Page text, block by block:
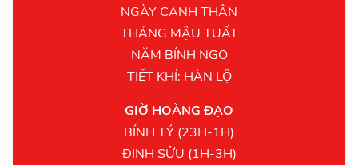
NGÀY CANH THÂN
THÁNG MẬU TUẤT
NĂM BÍNH NGỌ
TIẾT KHÍ: HÀN LỘ
GIỜ HOÀNG ĐẠO
BÍNH TÝ (23H-1H)
ĐINH SỬU (1H-3H)